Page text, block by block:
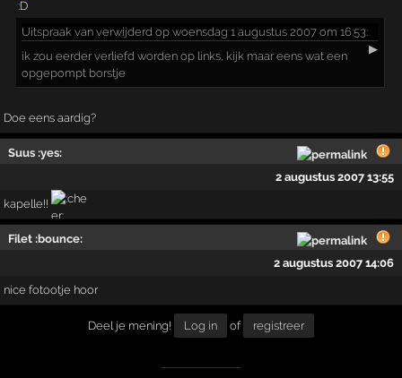
Uitspraak van verwijderd op woensdag 1 augustus 2007 om 16:53:
▶
ik zou eerder verliefd worden op links, kijk maar eens wat een
opgepompt borstje
Doe eens aardig?
Suus :yes:
2 augustus 2007 13:55
kapelle!!
Filet :bounce:
2 augustus 2007 14:06
nice fotootje hoor
Deel je mening! Log in of registreer